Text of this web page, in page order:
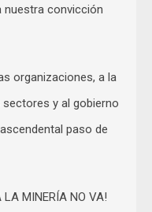
nuestra convicción
organizaciones, a la
y al gobierno
paso de
LA MINERÍA NO VA!